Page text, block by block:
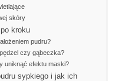
skóry
kroku
pudru?
czy gąbeczka?
uniknąć efektu maski?
sypkiego i jak ich